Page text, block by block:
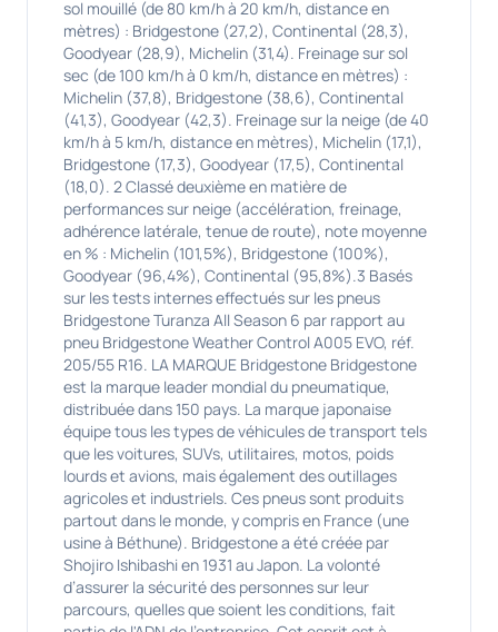
sol mouillé (de 80 km/h à 20 km/h, distance en
mètres) : Bridgestone (27,2), Continental (28,3),
Goodyear (28,9), Michelin (31,4). Freinage sur sol
sec (de 100 km/h à 0 km/h, distance en mètres) :
Michelin (37,8), Bridgestone (38,6), Continental
(41,3), Goodyear (42,3). Freinage sur la neige (de 40
km/h à 5 km/h, distance en mètres), Michelin (17,1),
Bridgestone (17,3), Goodyear (17,5), Continental
(18,0). 2 Classé deuxième en matière de
performances sur neige (accélération, freinage,
adhérence latérale, tenue de route), note moyenne
en % : Michelin (101,5%), Bridgestone (100%),
Goodyear (96,4%), Continental (95,8%).3 Basés
sur les tests internes effectués sur les pneus
Bridgestone Turanza All Season 6 par rapport au
pneu Bridgestone Weather Control A005 EVO, réf.
205/55 R16. LA MARQUE Bridgestone Bridgestone
est la marque leader mondial du pneumatique,
distribuée dans 150 pays. La marque japonaise
équipe tous les types de véhicules de transport tels
que les voitures, SUVs, utilitaires, motos, poids
lourds et avions, mais également des outillages
agricoles et industriels. Ces pneus sont produits
partout dans le monde, y compris en France (une
usine à Béthune). Bridgestone a été créée par
Shojiro Ishibashi en 1931 au Japon. La volonté
d’assurer la sécurité des personnes sur leur
parcours, quelles que soient les conditions, fait